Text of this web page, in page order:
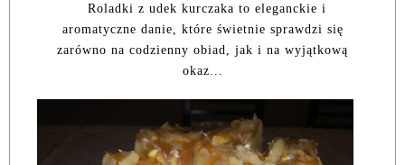
Roladki z udek kurczaka to eleganckie i
aromatyczne danie, które świetnie sprawdzi się
zarówno na codzienny obiad, jak i na wyjątkową
okaz...